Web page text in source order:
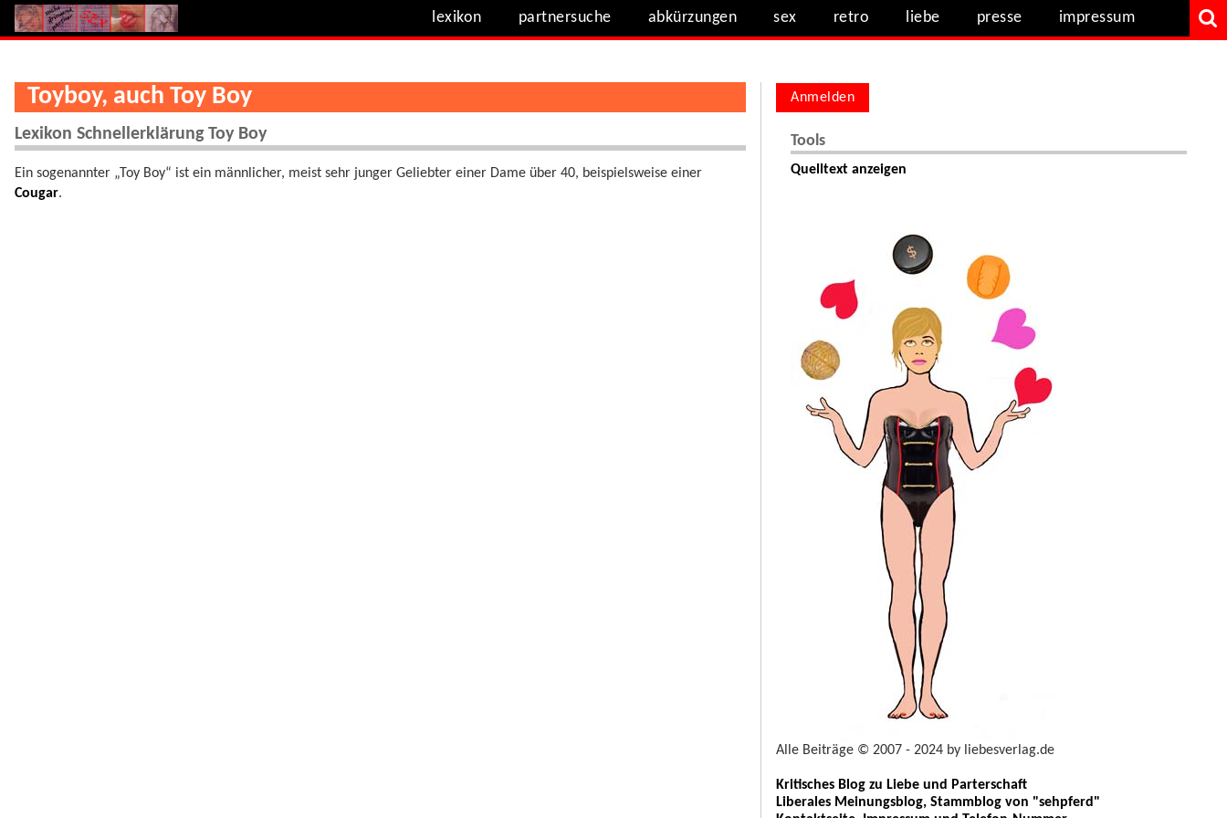
lexikon partnersuche abkürzungen sex retro liebe presse impressum
Toyboy, auch Toy Boy
Lexikon Schnellerklärung Toy Boy
Ein sogenannter „Toy Boy“ ist ein männlicher, meist sehr junger Geliebter einer Dame über 40, beispielsweise einer
Cougar.
Anmelden
Tools
Quelltext anzeigen
Alle Beiträge © 2007 - 2024 by liebesverlag.de
Kritisches Blog zu Liebe und Parterschaft
Liberales Meinungsblog, Stammblog von "sehpferd"